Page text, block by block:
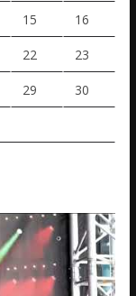
15 16
22 23
29 30